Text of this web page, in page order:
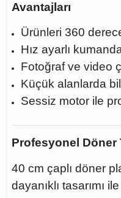
Avantajları
Ürünleri 360
Hız ayarlı
Fotoğraf ve video
Küçük alanlarda
Sessiz motor ile
Profesyonel Döner
40 cm çaplı döner
dayanıklı tasarımı